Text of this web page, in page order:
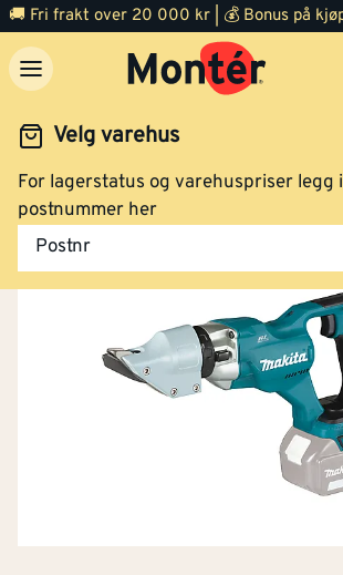
Velg varehus
For lagerstatus og varehuspriser legg
postnummer her
Postnr
Verktøy El verktøy